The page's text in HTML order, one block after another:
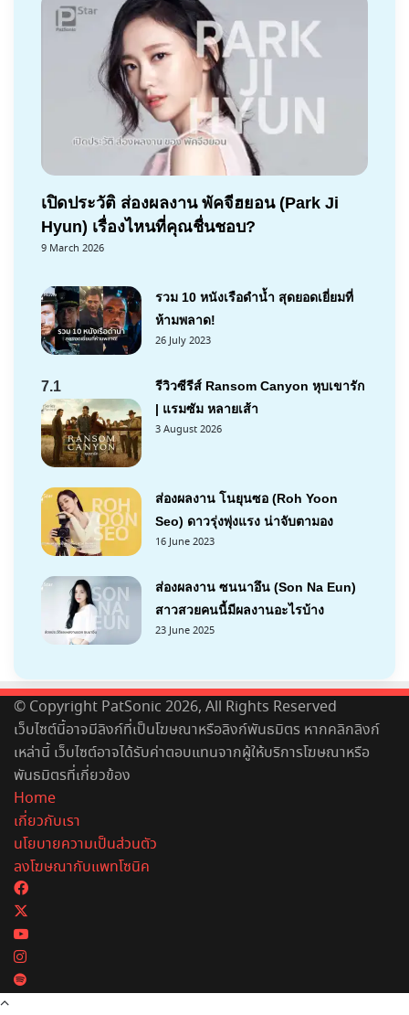
เปิดประวัติ ส่องผลงาน พัคจีฮยอน (Park Ji
Hyun) เรื่องไหนที่คุณชื่นชอบ?
9 March 2026
รวม 10 หนังเรือดำน้ำ สุดยอดเยี่ยมที่
ห้ามพลาด!
26 July 2023
7.1
รีวิวซีรีส์ Ransom Canyon หุบเขารัก
| แรมซัม หลายเส้า
3 August 2026
ส่องผลงาน โนยุนซอ (Roh Yoon
Seo) ดาวรุ่งพุ่งแรง น่าจับตามอง
16 June 2023
ส่องผลงาน ซนนาอึน (Son Na Eun)
สาวสวยคนนี้มีผลงานอะไรบ้าง
23 June 2025
© Copyright PatSonic 2026, All Rights Reserved
เว็บไซต์นี้อาจมีลิงก์ที่เป็นโฆษณาหรือลิงก์พันธมิตร หากคลิกลิงก์
เหล่านี้ เว็บไซต์อาจได้รับค่าตอบแทนจากผู้ให้บริการโฆษณาหรือ
พันธมิตรที่เกี่ยวข้อง
Home
เกี่ยวกับเรา
นโยบายความเป็นส่วนตัว
ลงโฆษณากับแพทโซนิค